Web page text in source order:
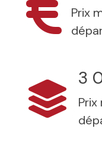
Prix
3
Prix